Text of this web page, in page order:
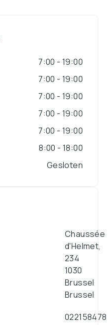
7:00 - 19:00
7:00 - 19:00
7:00 - 19:00
7:00 - 19:00
7:00 - 19:00
8:00 - 18:00
Gesloten
Chaussée
d'Helmet,
234
1030
Brussel
Brussel
022158478